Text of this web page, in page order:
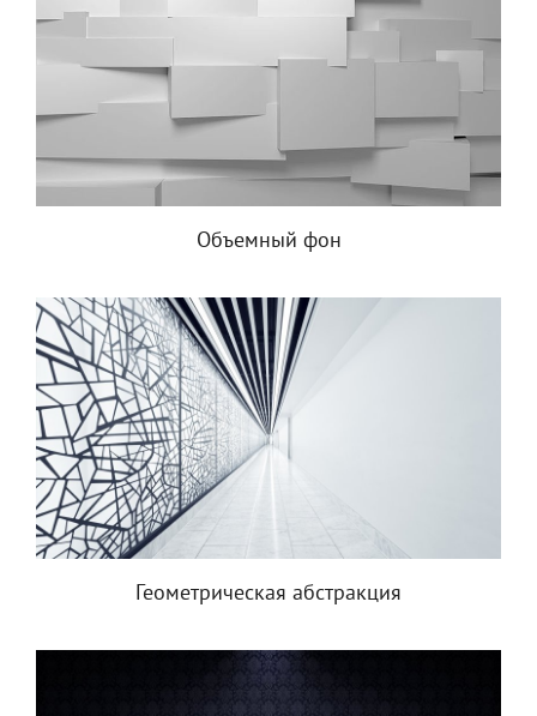
Объемный фон
Геометрическая абстракция